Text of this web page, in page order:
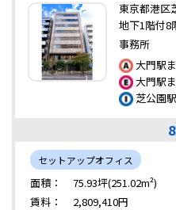
東京都港区
地下1階付8
事務所
大門駅
大門駅
芝公園
セットアップオフィス
面積：
75.93坪(251.02m²)
賃料：
2,809,410円